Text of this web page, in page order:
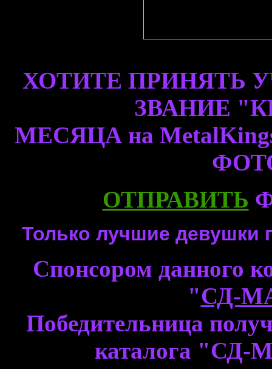
ХОТИТЕ ПРИНЯТЬ
ЗВАНИЕ
МЕСЯЦА на
ОТПРАВИТЬ
Только лучшие девушки
Спонсором данного
"СД-
Победительница
каталога "СД-